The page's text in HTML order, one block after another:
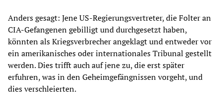
Anders gesagt: Jene US-Regierungsvertreter, die Folter an
CIA-Gefangenen gebilligt und durchgesetzt haben,
könnten als Kriegsverbrecher angeklagt und entweder vor
ein amerikanisches oder internationales Tribunal gestellt
werden. Dies trifft auch auf jene zu, die erst später
erfuhren, was in den Geheimgefängnissen vorgeht, und
dies verschleierten.